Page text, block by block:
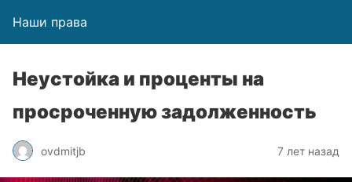
Наши права
Неустойка и проценты на
просроченную задолженность
ovdmitjb 7 лет назад